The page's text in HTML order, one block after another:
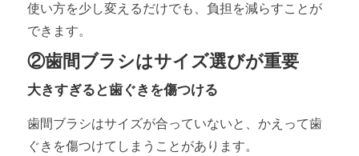
使い方を少し変えるだけでも、負担を減らすことが
できます。
②歯間ブラシはサイズ選びが重要
大きすぎると歯ぐきを傷つける
歯間ブラシはサイズが合っていないと、かえって歯
ぐきを傷つけてしまうことがあります。